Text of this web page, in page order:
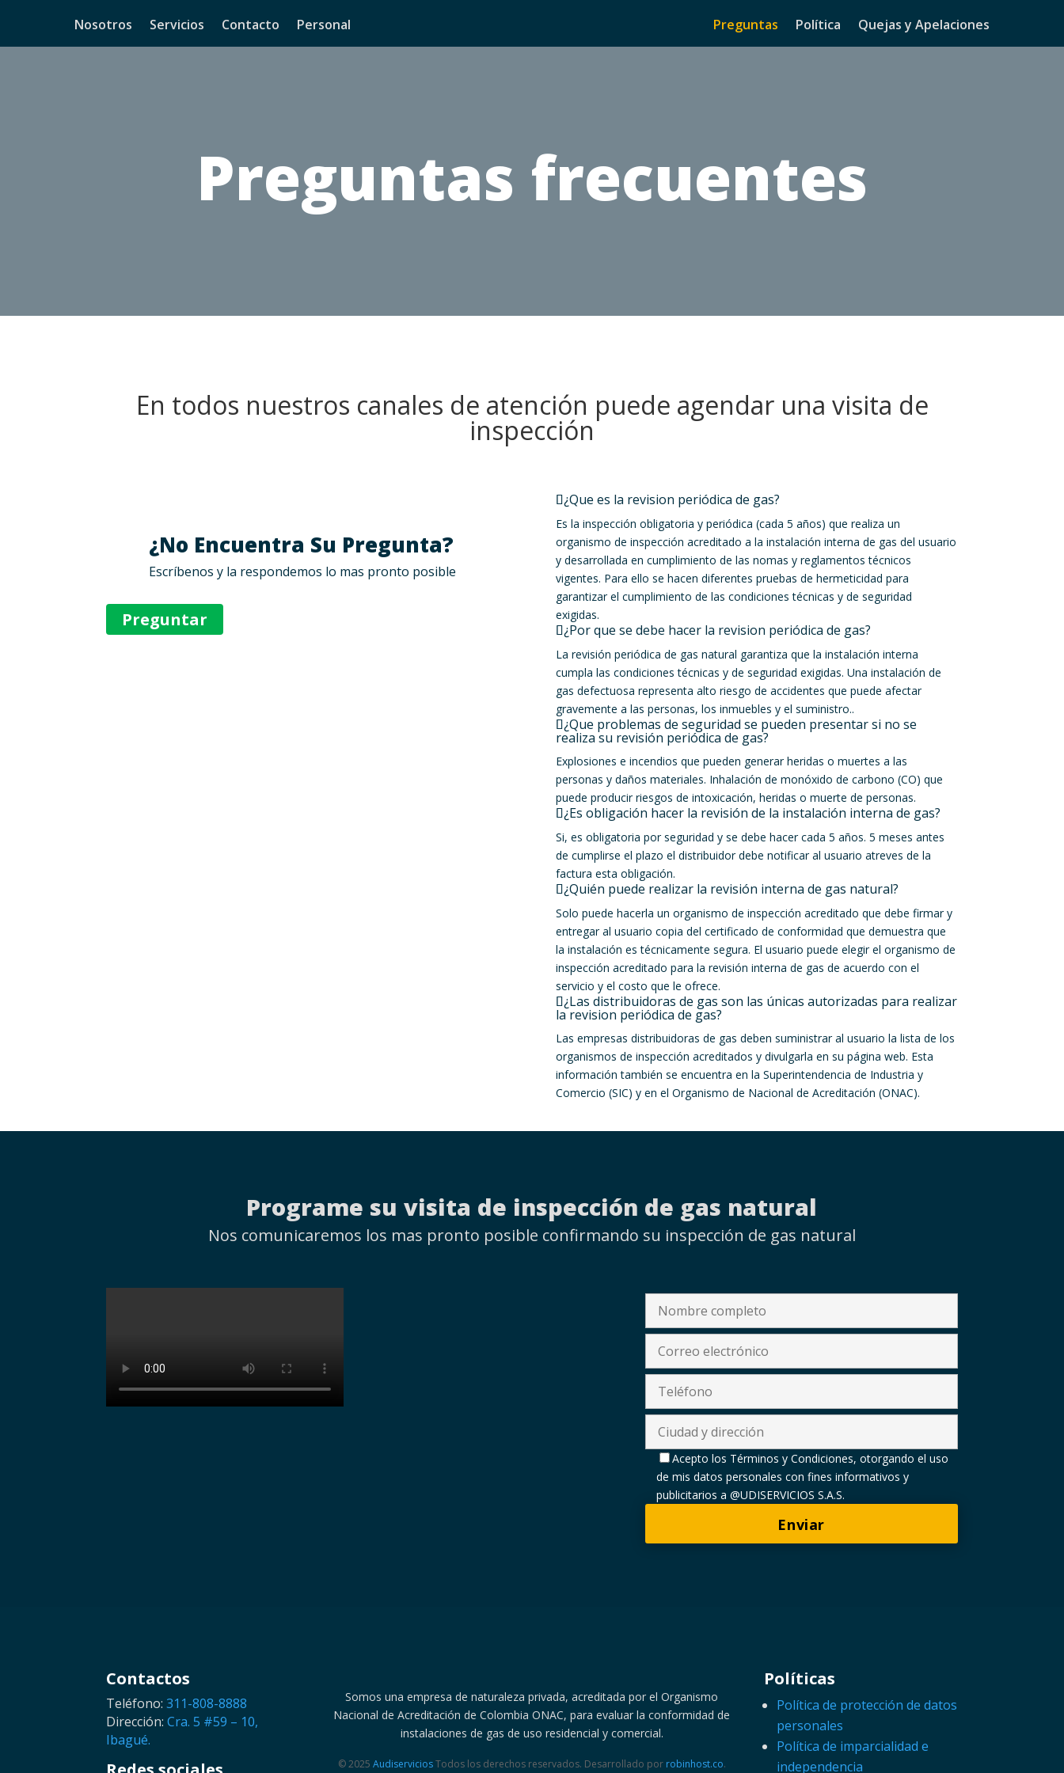
Nosotros Servicios Contacto Personal Preguntas Política Quejas y Apelaciones
Preguntas frecuentes
En todos nuestros canales de atención puede agendar una visita de
inspección
¿No Encuentra Su Pregunta?
Escríbenos y la respondemos lo mas pronto posible
Preguntar
¿Que es la revision periódica de gas?
Es la inspección obligatoria y periódica (cada 5 años) que realiza un
organismo de inspección acreditado a la instalación interna de gas del usuario
y desarrollada en cumplimiento de las nomas y reglamentos técnicos
vigentes. Para ello se hacen diferentes pruebas de hermeticidad para
garantizar el cumplimiento de las condiciones técnicas y de seguridad
exigidas.
¿Por que se debe hacer la revision periódica de gas?
La revisión periódica de gas natural garantiza que la instalación interna
cumpla las condiciones técnicas y de seguridad exigidas. Una instalación de
gas defectuosa representa alto riesgo de accidentes que puede afectar
gravemente a las personas, los inmuebles y el suministro..
¿Que problemas de seguridad se pueden presentar si no se
realiza su revisión periódica de gas?
Explosiones e incendios que pueden generar heridas o muertes a las
personas y daños materiales. Inhalación de monóxido de carbono (CO) que
puede producir riesgos de intoxicación, heridas o muerte de personas.
¿Es obligación hacer la revisión de la instalación interna de gas?
Si, es obligatoria por seguridad y se debe hacer cada 5 años. 5 meses antes
de cumplirse el plazo el distribuidor debe notificar al usuario atreves de la
factura esta obligación.
¿Quién puede realizar la revisión interna de gas natural?
Solo puede hacerla un organismo de inspección acreditado que debe firmar y
entregar al usuario copia del certificado de conformidad que demuestra que
la instalación es técnicamente segura. El usuario puede elegir el organismo de
inspección acreditado para la revisión interna de gas de acuerdo con el
servicio y el costo que le ofrece.
¿Las distribuidoras de gas son las únicas autorizadas para realizar
la revision periódica de gas?
Las empresas distribuidoras de gas deben suministrar al usuario la lista de los
organismos de inspección acreditados y divulgarla en su página web. Esta
información también se encuentra en la Superintendencia de Industria y
Comercio (SIC) y en el Organismo de Nacional de Acreditación (ONAC).
Programe su visita de inspección de gas natural
Nos comunicaremos los mas pronto posible confirmando su inspección de gas natural
Acepto los Términos y Condiciones, otorgando el uso
de mis datos personales con fines informativos y
publicitarios a @UDISERVICIOS S.A.S.
Contactos
Teléfono:311-808-8888
Dirección:Cra. 5 #59 – 10,
Ibagué.
Somos una empresa de naturaleza privada, acreditada por el Organismo
Nacional de Acreditación de Colombia ONAC, para evaluar la conformidad de
instalaciones de gas de uso residencial y comercial.
© 2025 AudiserviciosTodos los derechos reservados. Desarrollado por robinhost.co.
Políticas
Política de protección de datos
personales
Política de imparcialidad e
independencia